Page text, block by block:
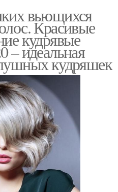
вьющихся
Красивые
кудрявые
– идеальная
кудряшек